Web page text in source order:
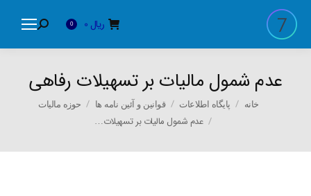
ریال 0
Search:
عدم شمول مالیات بر تسهیلات رفاهی
You are here:
خانه پایگاه اطلاعات قوانین و آئین نامه ها حوزه مالیات
عدم شمول مالیات بر تسهیلات…